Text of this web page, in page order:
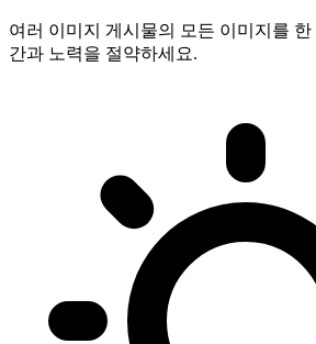
여러 이미지 게시물의 모든 이미지를 한
간과 노력을 절약하세요.